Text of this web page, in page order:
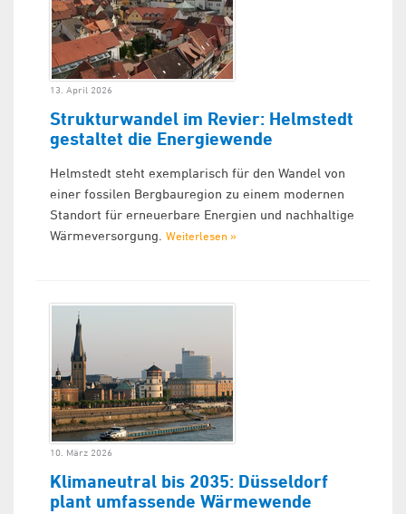
13. April 2026
Strukturwandel im Revier: Helmstedt
gestaltet die Energiewende
Helmstedt steht exemplarisch für den Wandel von
einer fossilen Bergbauregion zu einem modernen
Standort für erneuerbare Energien und nachhaltige
Wärmeversorgung. Weiterlesen »
10. März 2026
Klimaneutral bis 2035: Düsseldorf
plant umfassende Wärmewende